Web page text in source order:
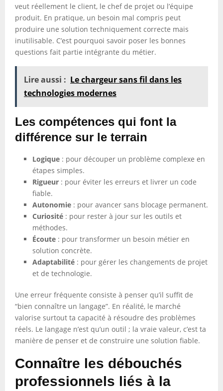
veut réellement le client, le chef de projet ou l’équipe
produit. En pratique, un besoin mal compris peut
produire une solution techniquement correcte mais
inutilisable. C’est pourquoi savoir poser les bonnes
questions fait partie intégrante du métier.
Lire aussi : Le chargeur sans fil dans les
technologies modernes
Les compétences qui font la
différence sur le terrain
Logique : pour découper un problème complexe en
étapes simples.
Rigueur : pour éviter les erreurs et livrer un code
fiable.
Autonomie : pour avancer sans blocage permanent.
Curiosité : pour rester à jour sur les outils et
méthodes.
Écoute : pour transformer un besoin métier en
solution concrète.
Adaptabilité : pour gérer les changements de projet
et de technologie.
Une erreur fréquente consiste à penser qu’il suffit de
“bien connaître un langage”. En réalité, le marché
valorise surtout ta capacité à résoudre des problèmes
réels. Le langage n’est qu’un outil ; la vraie valeur, c’est ta
manière de penser et de construire une solution fiable.
Connaître les débouchés
professionnels liés à la